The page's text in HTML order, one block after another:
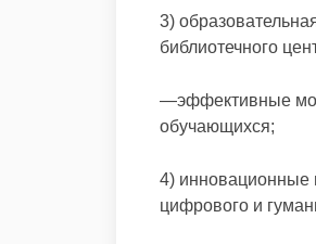
3)
библиотечного
—эффективные
обучающихся;
4) инновационные
цифрового и